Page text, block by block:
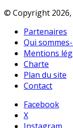
© Copyright
Partenaires
Qui
Mentions
Charte
Plan du site
Contact
Facebook
X